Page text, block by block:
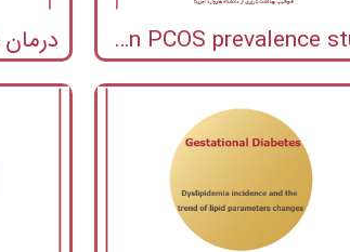
Lipid accumulation product and insulin resistance in Iranian PCOS prevalence study